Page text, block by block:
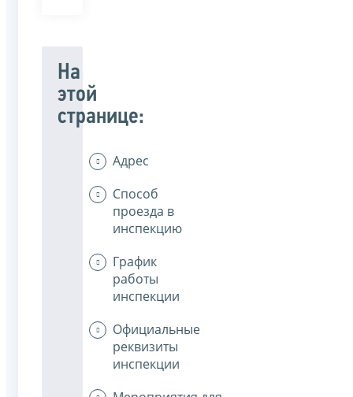
На
этой
странице:
Адрес
Способ
проезда в
инспекцию
График
работы
инспекции
Официальные
реквизиты
инспекции